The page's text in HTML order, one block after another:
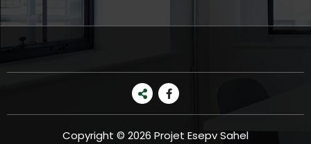
Copyright © 2026 Projet Esepv Sahel